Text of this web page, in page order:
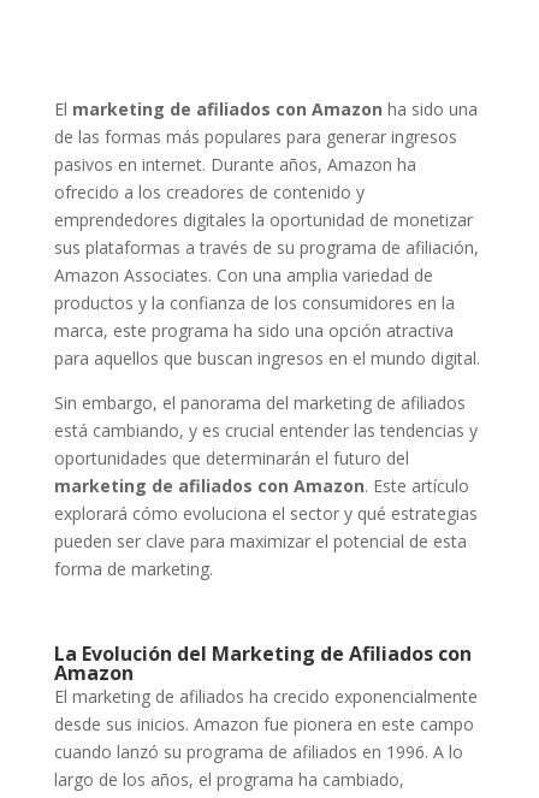
El marketing de afiliados con Amazon ha sido una
de las formas más populares para generar ingresos
pasivos en internet. Durante años, Amazon ha
ofrecido a los creadores de contenido y
emprendedores digitales la oportunidad de monetizar
sus plataformas a través de su programa de afiliación,
Amazon Associates. Con una amplia variedad de
productos y la confianza de los consumidores en la
marca, este programa ha sido una opción atractiva
para aquellos que buscan ingresos en el mundo digital.
Sin embargo, el panorama del marketing de afiliados
está cambiando, y es crucial entender las tendencias y
oportunidades que determinarán el futuro del
marketing de afiliados con Amazon. Este artículo
explorará cómo evoluciona el sector y qué estrategias
pueden ser clave para maximizar el potencial de esta
forma de marketing.
La Evolución del Marketing de Afiliados con
Amazon
El marketing de afiliados ha crecido exponencialmente
desde sus inicios. Amazon fue pionera en este campo
cuando lanzó su programa de afiliados en 1996. A lo
largo de los años, el programa ha cambiado,